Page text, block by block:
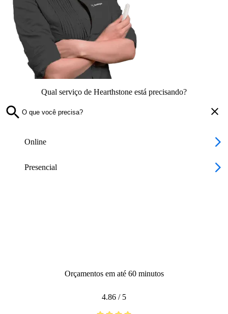
Qual serviço de Hearthstone está precisando?
Online
Presencial
Orçamentos em até 60 minutos
4.86 / 5